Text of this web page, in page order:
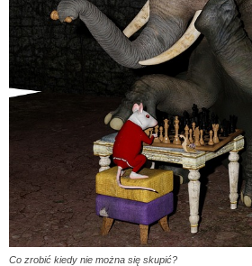
Co zrobić kiedy nie można się skupić?